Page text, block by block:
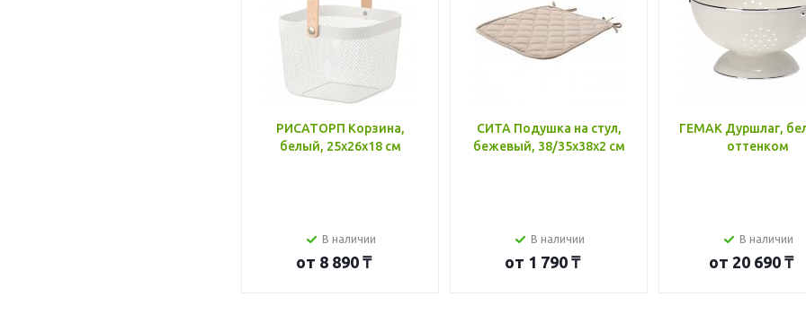
РИСАТОРП Корзина,
белый, 25x26x18 см
В наличии
от 8 890 ₸
СИТА Подушка на стул,
бежевый, 38/35x38x2 см
В наличии
от 1 790 ₸
ГЕМАК Дуршлаг,
оттенком
В наличии
от 20 690 ₸